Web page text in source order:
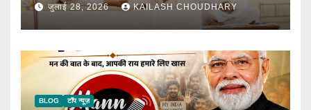
जुलाई 28, 2026 KAILASH CHOUDHARY
BLOG टॉप न्यूज़